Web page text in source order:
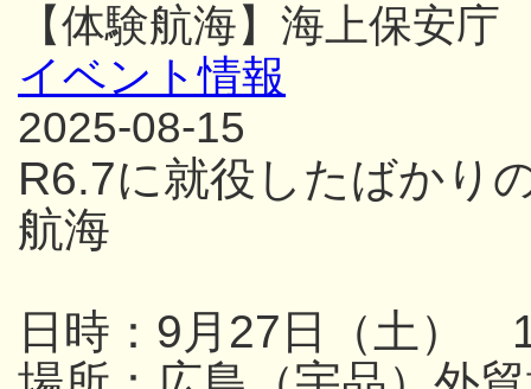
【体験航海】海上保安
イベント情報
2025-08-15
R6.7に就役したばかり
航海
日時：9月27日（土）